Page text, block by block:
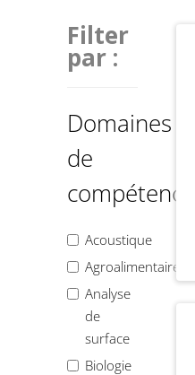
Filter
par :
Domaines
de
Acoustique
Agroalimentaire
Analyse
de
surface
Biologie